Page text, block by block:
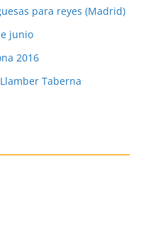
para reyes (Madrid)
junio
2016
Taberna